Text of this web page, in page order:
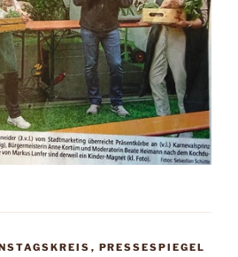
, PRESSESPIEGEL